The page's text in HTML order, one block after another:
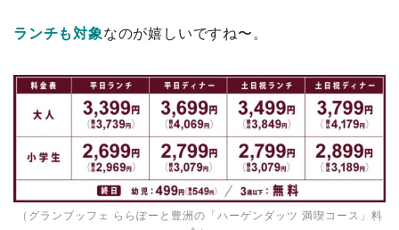
ランチも対象なのが嬉しいですね〜。
（グランブッフェ ららぽーと豊洲の「ハーゲンダッツ 満喫コース」料